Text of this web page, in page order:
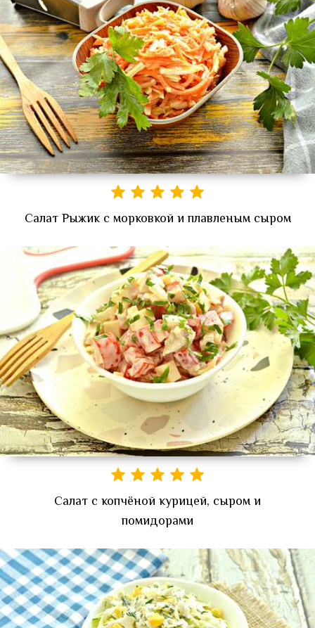
Салат Рыжик с морковкой и плавленым сыром
Салат с копчёной курицей, сыром и
помидорами